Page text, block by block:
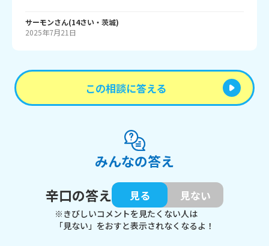
サーモンさん(14さい・ 茨城)
2025年7月21日
この相談に答える
みんなの答え
辛口の答え
見る 見ない
※きびしいコメントを見たくない人は
「見ない」をおすと表示されなくなるよ！